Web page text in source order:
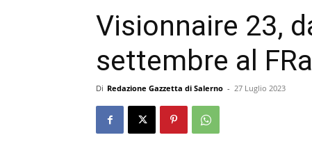
Visionnaire 23,
settembre al
Di Redazione Gazzetta di Salerno - 27 Luglio 2023